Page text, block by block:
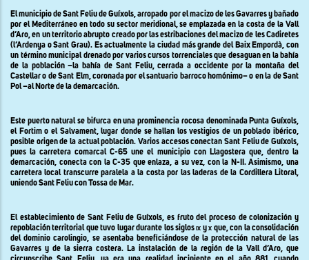
El municipio de Sant Feliu de Guíxols, arropado por el macizo de les Gavarres y bañado
por el Mediterráneo en todo su sector meridional, se emplazada en la costa de la Vall
d’Aro, en un territorio abrupto creado por las estribaciones del macizo de les Cadiretes
(l’Ardenya o Sant Grau). Es actualmente la ciudad más grande del Baix Empordà, con
un término municipal drenado por varios cursos torrenciales que desaguan en la bahía
de la población –la bahía de Sant Feliu, cerrada a occidente por la montaña del
Castellar o de Sant Elm, coronada por el santuario barroco homónimo– o en la de Sant
Pol –al Norte de la demarcación.
Este puerto natural se bifurca en una prominencia rocosa denominada Punta Guíxols,
el Fortim o el Salvament, lugar donde se hallan los vestigios de un poblado ibérico,
posible origen de la actual población. Varios accesos conectan Sant Feliu de Guíxols,
pues la carretera comarcal C-65 une el municipio con Llagostera que, dentro la
demarcación, conecta con la C-35 que enlaza, a su vez, con la N-II. Asimismo, una
carretera local transcurre paralela a la costa por las laderas dela Cordillera Litoral,
uniendo Sant Feliu con Tossa de Mar.
El establecimiento de Sant Feliu de Guíxols, es fruto del proceso de colonización y
repoblación territorial que tuvo lugar durante los siglosix yx que, con la consolidación
del dominio carolingio, se asentaba beneficiándose de la protección natural de las
Gavarres y de la sierra costera. La instalación de la región dela Valld’Aro, que